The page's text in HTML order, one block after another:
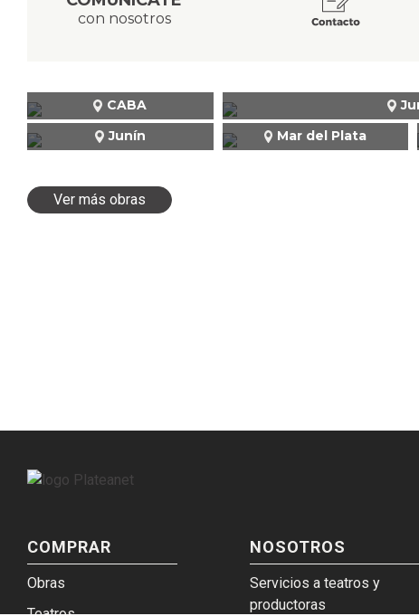
con nosotros
CABA
Junín
Mar del Plata
Ver más obras
COMPRAR
Obras
NOSOTROS
Servicios a teatros y
productoras